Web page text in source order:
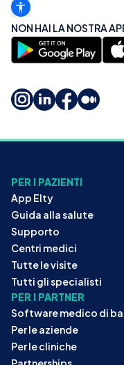
NON HAI LA NOSTRA
PER I PAZIENTI
App Elty
Guida alla salute
Supporto
Centri medici
Tutte le visite
Tutti gli specialisti
PER I PARTNER
Software medico di
Per le aziende
Per le cliniche